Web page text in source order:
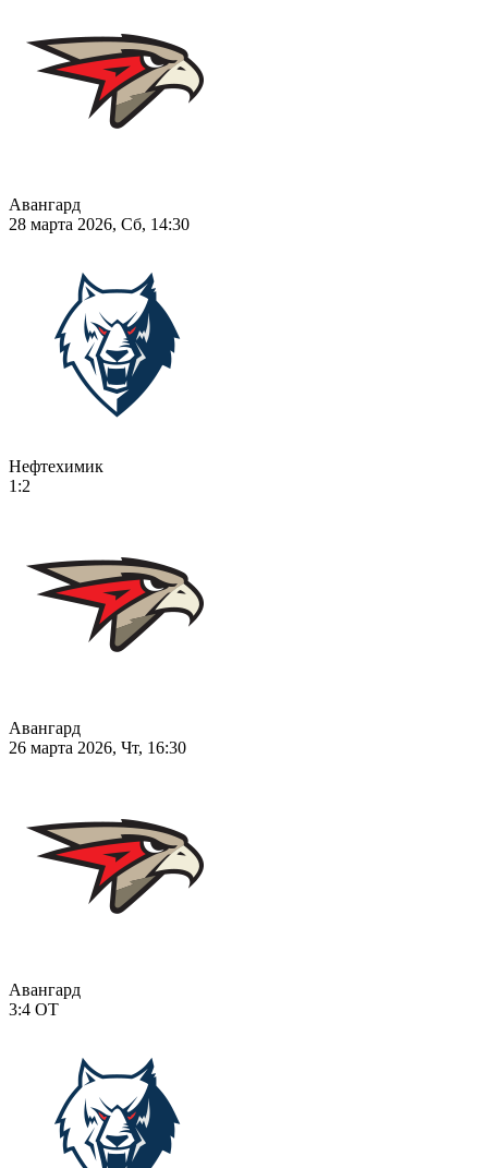
Авангард
28 марта 2026, Сб, 14:30
Нефтехимик
1:2
Авангард
26 марта 2026, Чт, 16:30
Авангард
3:4 ОТ